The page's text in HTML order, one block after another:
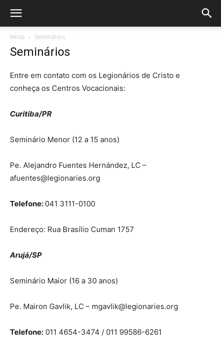
Início Seminários
Seminários
Entre em contato com os Legionários de Cristo e
conheça os Centros Vocacionais:
Curitiba/PR
Seminário Menor (12 a 15 anos)
Pe. Alejandro Fuentes Hernández, LC –
afuentes@legionaries.org
Telefone: 041 3111-0100
Endereço: Rua Brasílio Cuman 1757
Arujá/SP
Seminário Maior (16 a 30 anos)
Pe. Mairon Gavlik, LC – mgavlik@legionaries.org
Telefone: 011 4654-3474 / 011 99586-6261